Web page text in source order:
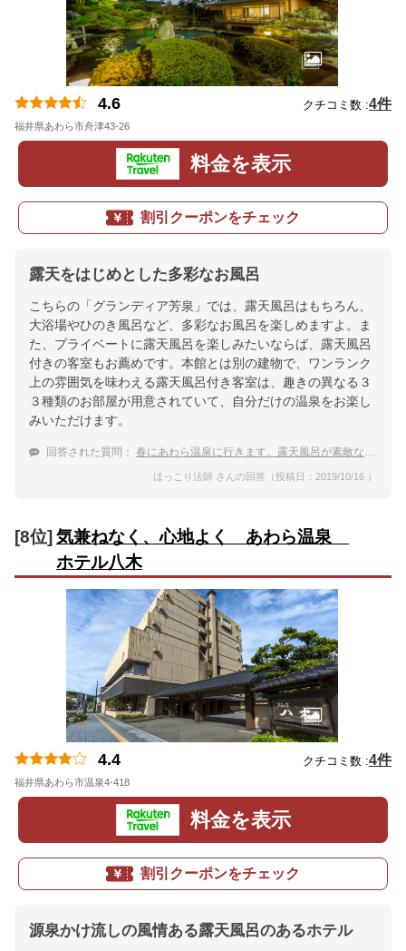
4.6 クチコミ数 :4件
福井県あわら市舟津43-26
料金を表示
割引クーポンをチェック
露天をはじめとした多彩なお風呂
こちらの「グランディア芳泉」では、露天風呂はもちろん、
大浴場やひのき風呂など、多彩なお風呂を楽しめますよ。ま
た、プライベートに露天風呂を楽しみたいならば、露天風呂
付きの客室もお薦めです。本館とは別の建物で、ワンランク
上の雰囲気を味わえる露天風呂付き客室は、趣きの異なる３
３種類のお部屋が用意されていて、自分だけの温泉をお楽し
みいただけます。
回答された質問： 春にあわら温泉に行きます。露天風呂が素敵なおすすめの宿を教えて下さい。
ほっこり法師 さんの回答（投稿日：2019/10/16 ）
[8位] 気兼ねなく、心地よく あわら温泉
ホテル八木
4.4 クチコミ数 :4件
福井県あわら市温泉4-418
料金を表示
割引クーポンをチェック
源泉かけ流しの風情ある露天風呂のあるホテル